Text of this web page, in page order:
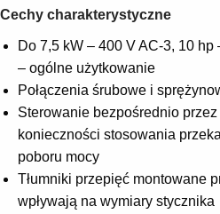
Cechy charakterystyczne
Do 7,5 kW – 400 V AC-3, 10
– ogólne użytkowanie
Połączenia śrubowe i
Sterowanie bezpośrednio
konieczności stosowania
poboru mocy
Tłumniki przepięć montowane
wpływają na wymiary stycznika